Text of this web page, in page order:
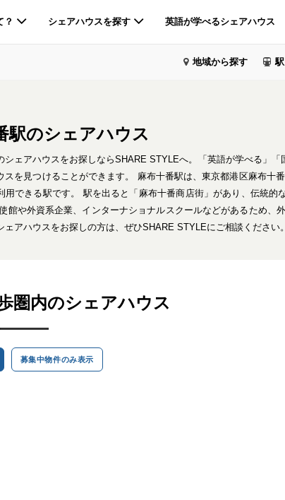
？ シェアハウスを探す 英語が学べるシェアハウス
地域から探す
駅のシェアハウス
シェアハウスをお探しならSHARE STYLEへ。「英語が学べる」
スを見つけることができます。 麻布十番駅は、東京都港区麻布十
用できる駅です。 駅を出ると「麻布十番商店街」があり、伝統
館や外資系企業、インターナショナルスクールなどがあるため、
ェアハウスをお探しの方は、ぜひSHARE STYLEにご相談ください
圏内のシェアハウス
募集中物件のみ表示